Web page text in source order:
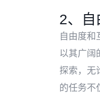
2、自
自由度
以其广阔
探索，无
的任务不